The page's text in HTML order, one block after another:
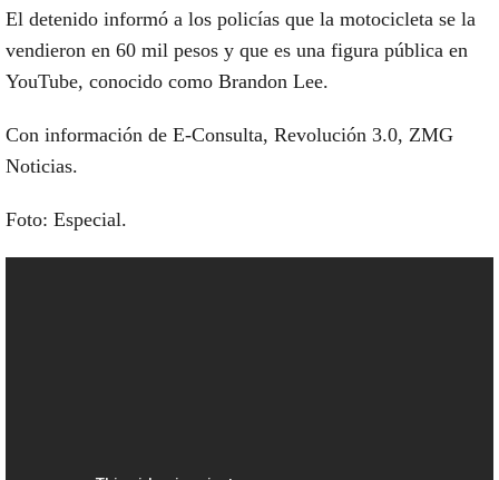
El detenido informó a los policías que la motocicleta se la
vendieron en 60 mil pesos y que es una figura pública en
YouTube, conocido como Brandon Lee.
Con información de E-Consulta, Revolución 3.0, ZMG
Noticias.
Foto: Especial.